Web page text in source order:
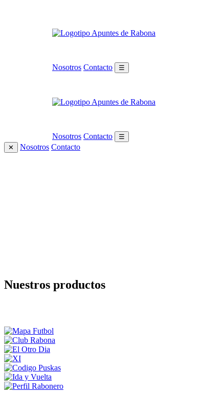
Nosotros Contacto ☰
Nosotros Contacto
☰
✕
Nosotros Contacto
Nuestros productos